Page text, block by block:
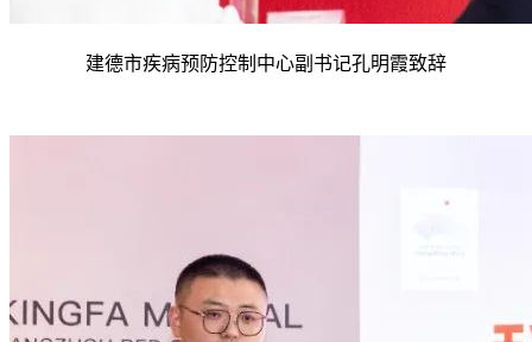
建德市疾病预防控制中心副书记孔明霞致辞